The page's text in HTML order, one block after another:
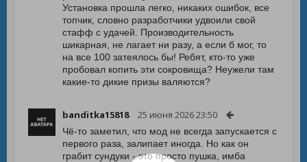
Установка прошла легко, никаких ошибок, все
топчик, словно разработчики удвоили свой
стафф с удачей. Производительность
шикарная, не лагает ни разу, а если б мог, то
на все 100 затеялось бы! Ребят, кто-то уже
пробовал копить эти сокровища? Неужели там
какие-то дикие призы валяются?
banditka15818 25 июня 2026 23:50
Чё-то заметил, что мод не всегда запускается с
первого раза, залипает иногда. Но как он
грабит сундуки - это просто пушка, имба